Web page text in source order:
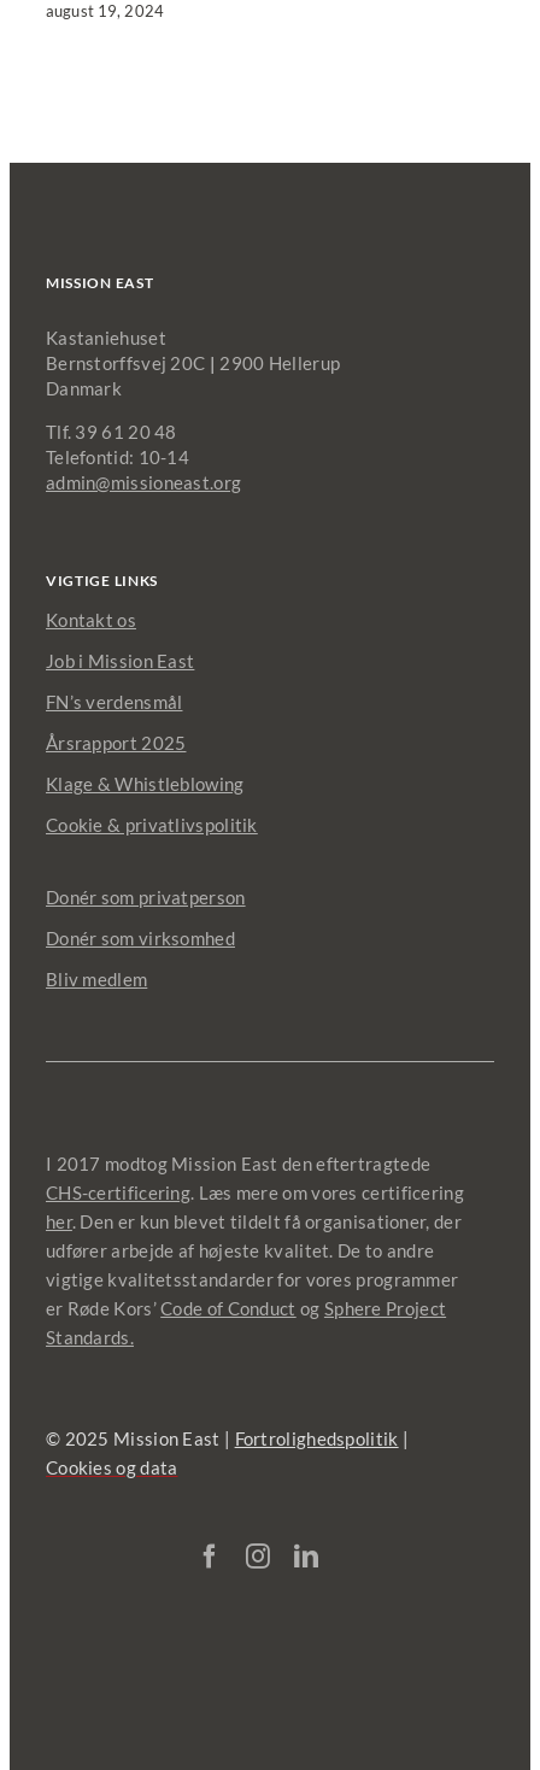
august 19, 2024
MISSION EAST
Kastaniehuset
Bernstorffsvej 20C | 2900 Hellerup
Danmark
Tlf. 39 61 20 48
Telefontid: 10-14
admin@missioneast.org
VIGTIGE LINKS
Kontakt os
Job i Mission East
FN’s verdensmål
Årsrapport 2025
Klage & Whistleblowing
Cookie & privatlivspolitik
Donér som privatperson
Donér som virksomhed
Bliv medlem
I 2017 modtog Mission East den eftertragtede
CHS-certificering. Læs mere om vores certificering
her. Den er kun blevet tildelt få organisationer, der
udfører arbejde af højeste kvalitet. De to andre
vigtige kvalitetsstandarder for vores programmer
er Røde Kors’Code of Conduct og Sphere Project
Standards.
© 2025 Mission East | Fortrolighedspolitik
Cookies og data